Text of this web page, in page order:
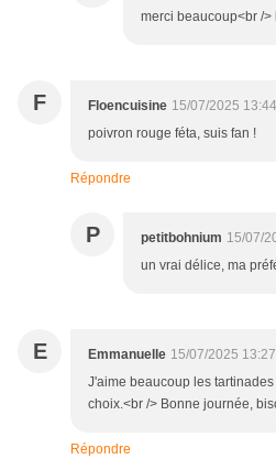
merci beaucoup<br />
F Floencuisine 15/07/2025 13:44
poivron rouge féta, suis fan !
Répondre
P petitbohnium 15/07/
un vrai délice, ma
E Emmanuelle 15/07/2025 13:27
J'aime beaucoup les
choix.<br /> Bonne journée,
Répondre